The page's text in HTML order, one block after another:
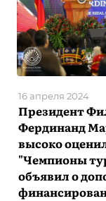
Президент
Фердинанд
высоко
"Чемпионы
объявил о
16 апреля 2024